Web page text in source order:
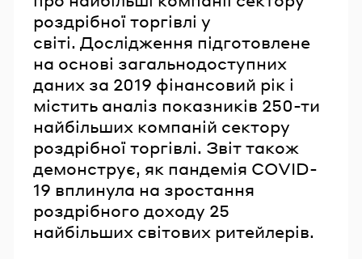
роздрібної торгівлі у
світі. Дослідження підготовлене
на основі загальнодоступних
даних за 2019 фінансовий рік і
містить аналіз показників 250-ти
найбільших компаній сектору
роздрібної торгівлі. Звіт також
демонструє, як пандемія COVID-
19 вплинула на зростання
роздрібного доходу 25
найбільших світових ритейлерів.